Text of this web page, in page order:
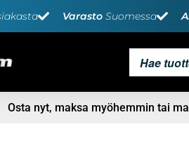
Varasto Suomessa
Osta nyt, maksa myöhemmin tai